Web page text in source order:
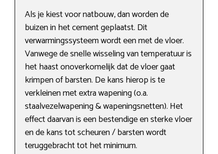
Als je kiest voor natbouw, dan worden de
buizen in het cement geplaatst. Dit
verwarmingssysteem wordt een met de vloer.
Vanwege de snelle wisseling van temperatuur is
het haast onoverkomelijk dat de vloer gaat
krimpen of barsten. De kans hierop is te
verkleinen met extra wapening (o.a.
staalvezelwapening & wapeningsnetten). Het
effect daarvan is een bestendige en sterke vloer
en de kans tot scheuren / barsten wordt
teruggebracht tot het minimum.